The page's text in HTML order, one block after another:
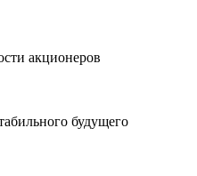
акционеров
будущего